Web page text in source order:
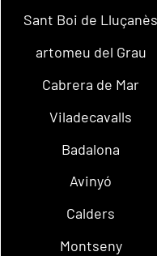
Sant Boi de Lluçanès
artomeu del Grau
Cabrera de Mar
Viladecavalls
Badalona
Avinyó
Calders
Montseny